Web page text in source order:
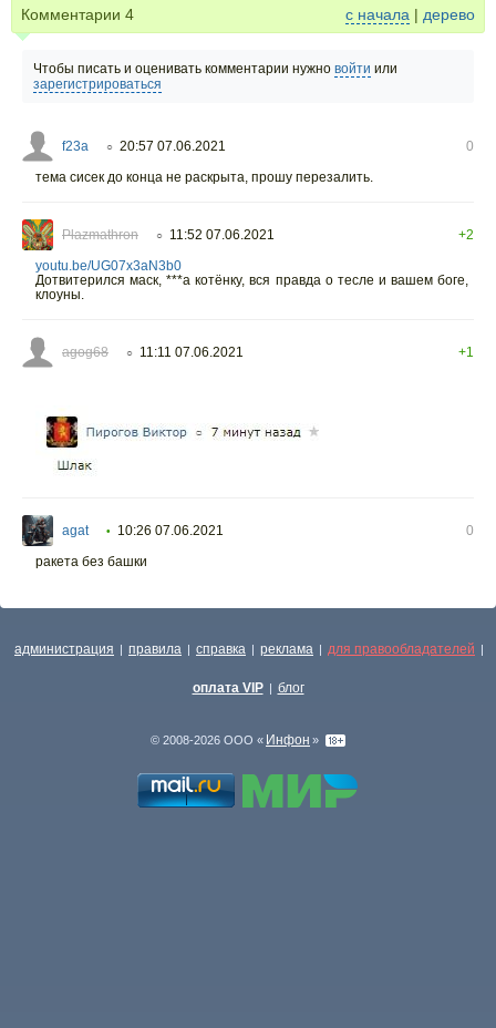
Комментарии 4 с начала | дерево
Чтобы писать и оценивать комментарии нужно войти или
зарегистрироваться
f23a ○ 20:57 07.06.2021
0
тема сисек до конца не раскрыта, прошу перезалить.
Plazmathron ○ 11:52 07.06.2021
+2
youtu.be/UG07x3aN3b0
Дотвитерился маск, ***а котёнку, вся правда о тесле и вашем боге,
клоуны.
agog68 ○ 11:11 07.06.2021 +1
agat • 10:26 07.06.2021
0
ракета без башки
администрация | правила | справка | реклама | для правообладателей |
оплата VIP | блог
© 2008-2026 ООО « Инфон »